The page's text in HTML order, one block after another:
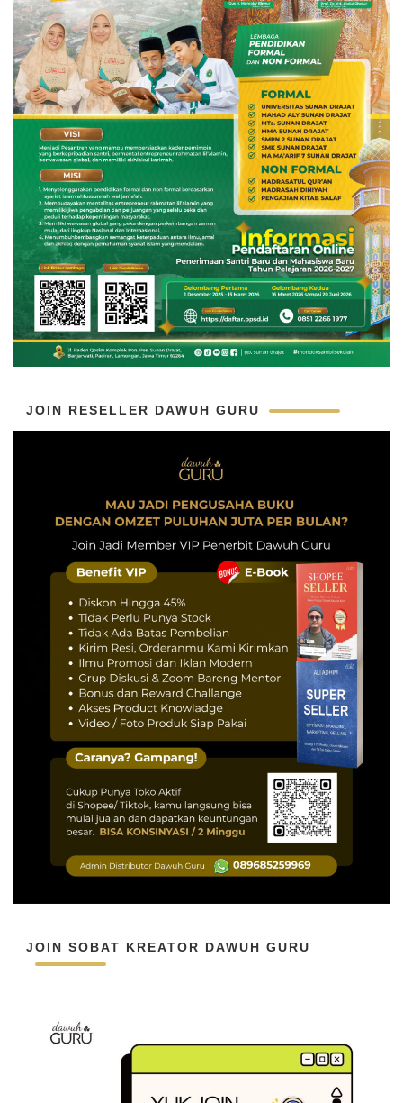
JOIN RESELLER DAWUH GURU
JOIN SOBAT KREATOR DAWUH GURU